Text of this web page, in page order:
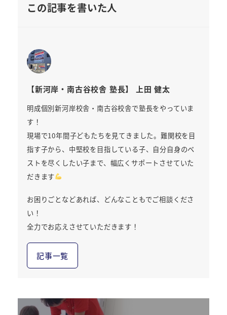
この記事を書いた人
【新河岸・南古谷校舎 塾長】 上田 健太
明成個別新河岸校舎・南古谷校舎で塾長をやっていま
す！
現場で10年間子どもたちを見てきました。難関校を目
指す子から、中堅校を目指している子、自分自身のベ
ストを尽くしたい子まで、幅広くサポートさせていた
だきます
お困りごとなどあれば、どんなこともでご相談くださ
い！
全力でお応えさせていただきます！
記事一覧